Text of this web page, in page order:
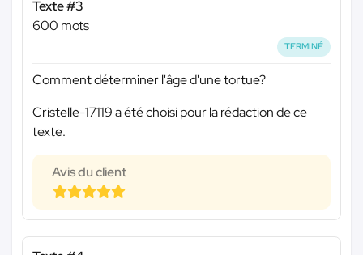
Texte #3
600 mots
TERMINÉ
Comment déterminer l'âge d'une tortue?
Cristelle-17119 a été choisi pour la rédaction de ce
texte.
Avis du client